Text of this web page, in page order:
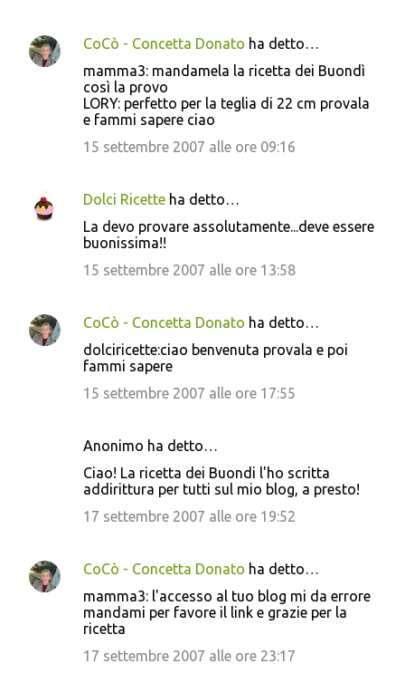
CoCò - Concetta Donato ha detto…
mamma3: mandamela la ricetta dei Buondì
così la provo
LORY: perfetto per la teglia di 22 cm provala
e fammi sapere ciao
15 settembre 2007 alle ore 09:16
Dolci Ricette ha detto…
La devo provare assolutamente...deve essere
buonissima!!
15 settembre 2007 alle ore 13:58
CoCò - Concetta Donato ha detto…
dolciricette:ciao benvenuta provala e poi
fammi sapere
15 settembre 2007 alle ore 17:55
Anonimo ha detto…
Ciao! La ricetta dei Buondi l'ho scritta
addirittura per tutti sul mio blog, a presto!
17 settembre 2007 alle ore 19:52
CoCò - Concetta Donato ha detto…
mamma3: l'accesso al tuo blog mi da errore
mandami per favore il link e grazie per la
ricetta
17 settembre 2007 alle ore 23:17